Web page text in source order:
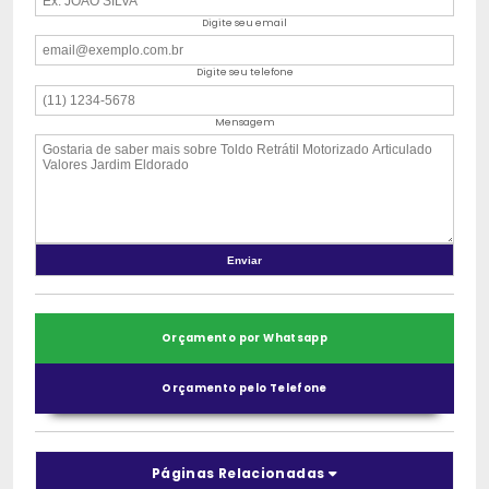
Digite seu email
Digite seu telefone
Mensagem
Orçamento por Whatsapp
Orçamento pelo Telefone
Páginas Relacionadas